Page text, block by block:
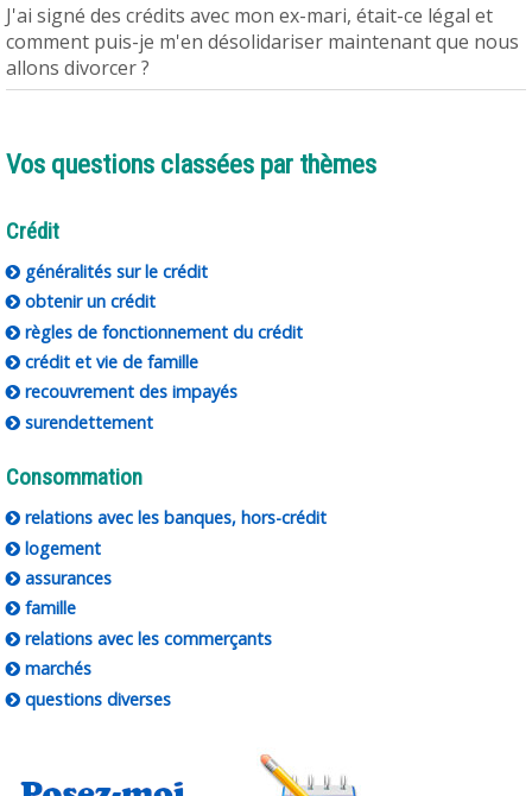
J'ai signé des crédits avec mon ex-mari, était-ce légal et
comment puis-je m'en désolidariser maintenant que nous
allons divorcer ?
Vos questions classées par thèmes
Crédit
généralités sur le crédit
obtenir un crédit
règles de fonctionnement du crédit
crédit et vie de famille
recouvrement des impayés
surendettement
Consommation
relations avec les banques, hors-crédit
logement
assurances
famille
relations avec les commerçants
marchés
questions diverses